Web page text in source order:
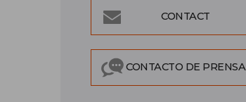
CONTACT
CONTACTO DE PRENSA